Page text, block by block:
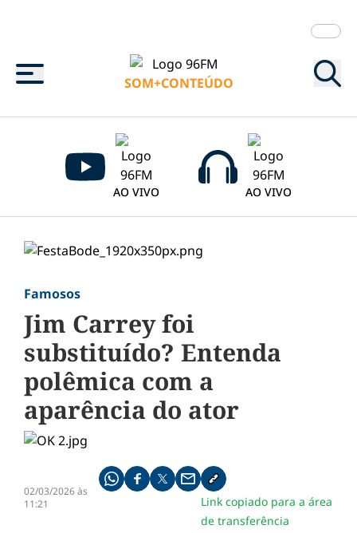
Menu
SOM+CONTEÚDO
AO VIVO AO VIVO
Famosos
Jim Carrey foi
substituído? Entenda
polêmica com a
aparência do ator
02/03/2026 às
11:21
Compartilhe pelo whatsapp
Compartilhar no facebook
Compartilhar no twitter
Compartilhe pelo email
Copiar link da notícia
Link copiado para a área
de transferência